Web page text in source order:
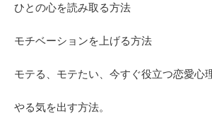
ひとの心を読み取る方法
モチベーションを上げる方法
モテる、モテたい、今すぐ役立つ恋愛心
やる気を出す方法。